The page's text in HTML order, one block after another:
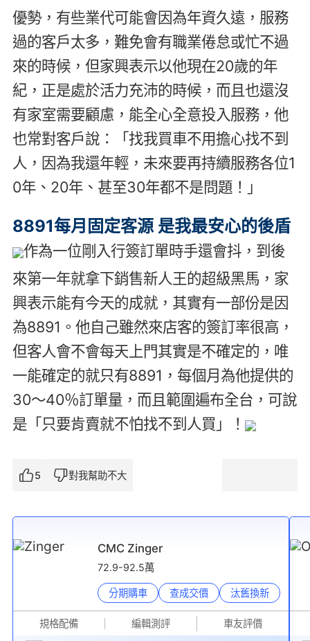
優勢，有些業代可能會因為年資久遠，服務
過的客戶太多，難免會有職業倦怠或忙不過
來的時候，但家興表示以他現在20歲的年
紀，正是處於活力充沛的時候，而且也還沒
有家室需要顧慮，能全心全意投入服務，他
也常對客戶說：「找我買車不用擔心找不到
人，因為我還年輕，未來要再持續服務各位1
0年、20年、甚至30年都不是問題！」
8891每月固定客源 是我最安心的後盾
作為一位剛入行簽訂單時手還會抖，到後
來第一年就拿下銷售新人王的超級黑馬，家
興表示能有今天的成就，其實有一部份是因
為8891。他自己雖然來店客的簽訂率很高，
但客人會不會每天上門其實是不確定的，唯
一能確定的就只有8891，每個月為他提供的
30～40％訂單量，而且範圍遍布全台，可說
是「只要肯賣就不怕找不到人買」！
5 對我幫助不大
CMC Zinger
72.9-92.5萬
分期購車 查成交價 汰舊換新
規格配備 編輯測評 車友評價